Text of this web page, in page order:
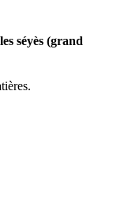
séyès (grand